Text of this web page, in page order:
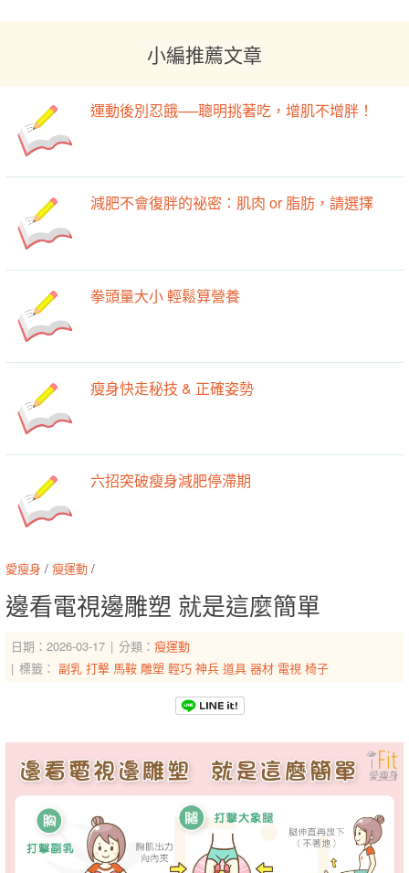
小編推薦文章
運動後別忍餓──聰明挑著吃，增肌不增胖！
減肥不會復胖的祕密：肌肉 or 脂肪，請選擇
拳頭量大小 輕鬆算營養
瘦身快走秘技 & 正確姿勢
六招突破瘦身減肥停滯期
愛瘦身 / 瘦運動 /
邊看電視邊雕塑 就是這麼簡單
日期：2026-03-17 分類： 瘦運動
標籤： 副乳 打擊 馬鞍 雕塑 輕巧 神兵 道具 器材 電視 椅子